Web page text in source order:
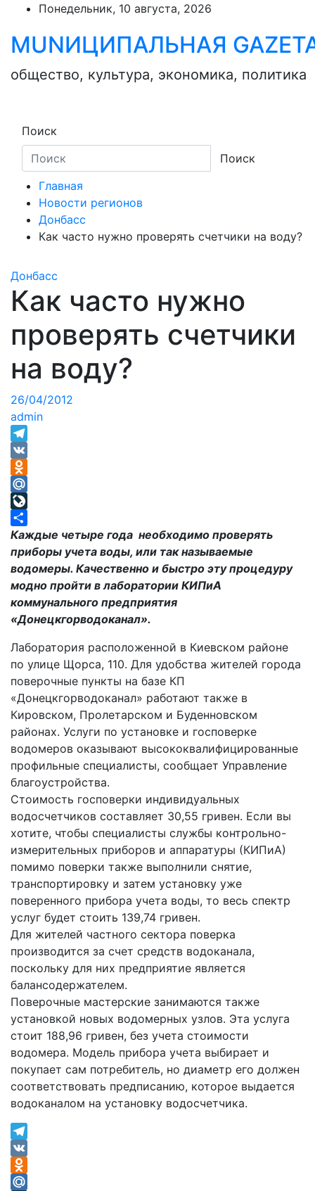
content
Понедельник, 10 августа, 2026
MUNИЦИПАЛЬНАЯ
общество, культура, экономика, политика
Поиск
Поиск
Главная
Новости регионов
Донбасс
Как часто нужно проверять счетчики на воду?
Донбасс
Как часто нужно
проверять счетчики
на воду?
26/04/2012
admin
Telegram
VK
Odnoklassniki
Mail.Ru
LiveJournal
Отправить
Каждые четыре года необходимо проверять
приборы учета воды, или так называемые
водомеры. Качественно и быстро эту процедуру
модно пройти в лаборатории КИПиА
коммунального предприятия
«Донецкгорводоканал».
Лаборатория расположенной в Киевском районе
по улице Щорса, 110. Для удобства жителей города
поверочные пункты на базе КП
«Донецкгорводоканал» работают также в
Кировском, Пролетарском и Буденновском
районах. Услуги по установке и госповерке
водомеров оказывают высококвалифицированные
профильные специалисты, сообщает Управление
благоустройства.
Стоимость госповерки индивидуальных
водосчетчиков составляет 30,55 гривен. Если вы
хотите, чтобы специалисты службы контрольно-
измерительных приборов и аппаратуры (КИПиА)
помимо поверки также выполнили снятие,
транспортировку и затем установку уже
поверенного прибора учета воды, то весь спектр
услуг будет стоить 139,74 гривен.
Для жителей частного сектора поверка
производится за счет средств водоканала,
поскольку для них предприятие является
балансодержателем.
Поверочные мастерские занимаются также
установкой новых водомерных узлов. Эта услуга
стоит 188,96 гривен, без учета стоимости
водомера. Модель прибора учета выбирает и
покупает сам потребитель, но диаметр его должен
соответствовать предписанию, которое выдается
водоканалом на установку водосчетчика.
Telegram
VK
Odnoklassniki